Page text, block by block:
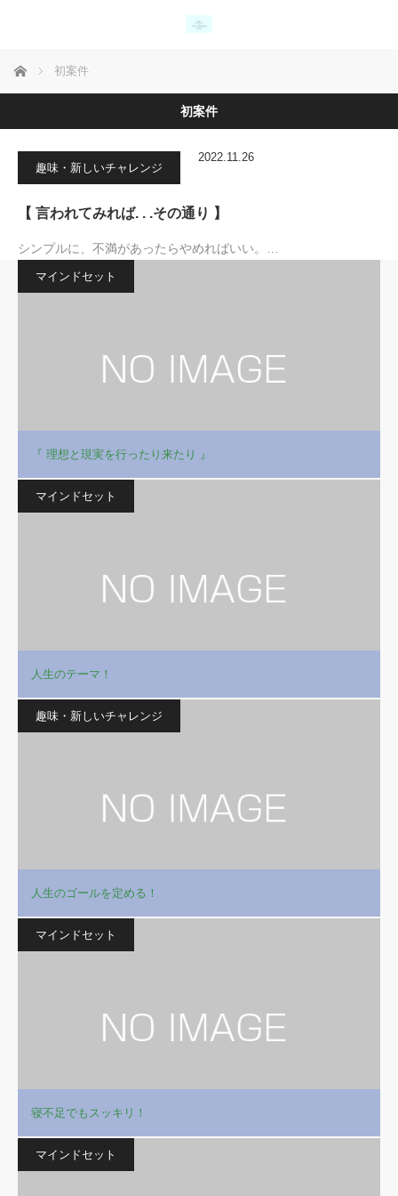
ホーム 初案件
初案件
趣味・新しいチャレンジ
2022.11.26
【 言われてみれば. . .その通り 】
シンプルに、不満があったらやめればいい。…
マインドセット
『 理想と現実を行ったり来たり 』
マインドセット
人生のテーマ！
趣味・新しいチャレンジ
人生のゴールを定める！
マインドセット
寝不足でもスッキリ！
マインドセット